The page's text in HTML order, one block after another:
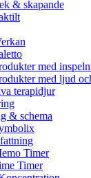
& skapande
med
med ljud
terapidjur
& schema
Timer
Timer